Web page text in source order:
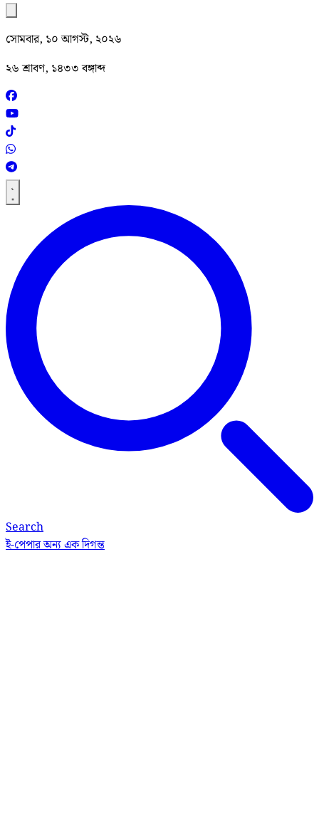
সোমবার, ১০ আগস্ট, ২০২৬
২৬ শ্রাবণ, ১৪৩৩ বঙ্গাব্দ
Search
ই-পেপারঅন্য এক দিগন্ত